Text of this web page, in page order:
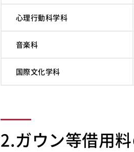
心理行動科学科
音楽科
国際文化学科
2.ガウン等借用